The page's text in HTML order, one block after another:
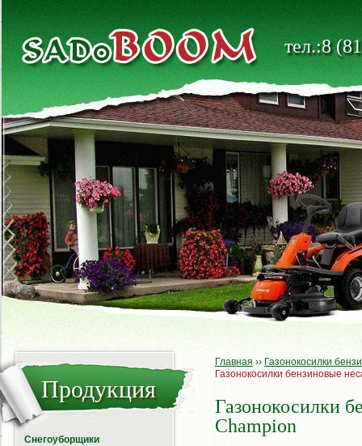
тел.:8
Главная ›› Газонокосилки
Газонокосилки бензиновые
Газонокосилки
Champion
Продукция
Снегоуборщики